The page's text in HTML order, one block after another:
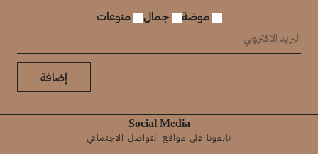
موضة جمال منوعات
إضافة
Social Media
تابعونا على مواقع التواصل الاجتماعي